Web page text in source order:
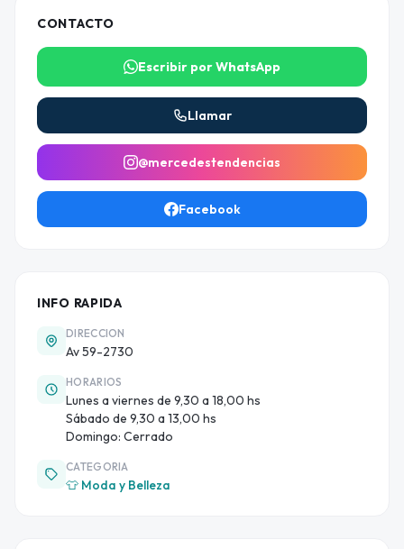
CONTACTO
Escribir por WhatsApp
Llamar
@mercedestendencias
Facebook
INFO RAPIDA
DIRECCION
Av 59-2730
HORARIOS
Lunes a viernes de 9,30 a 18,00 hs
Sábado de 9,30 a 13,00 hs
Domingo: Cerrado
CATEGORIA
👕 Moda y Belleza